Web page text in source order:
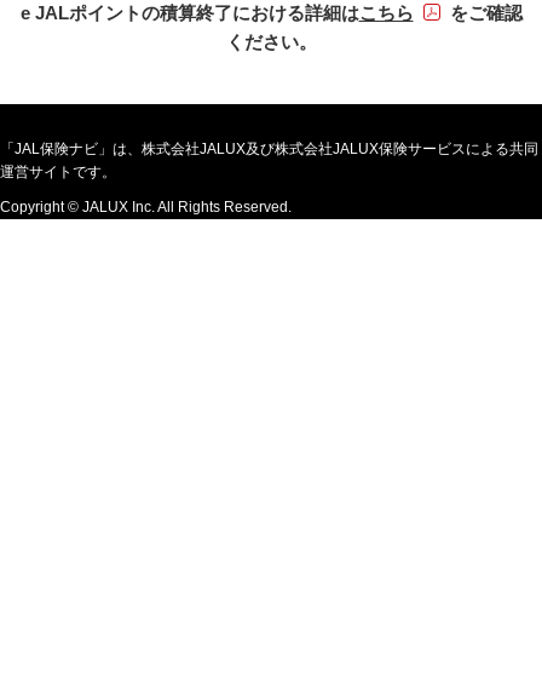
e JALポイントの積算終了における詳細はこちらPDFファイル
をご確認
ください。
「JAL保険ナビ」は、株式会社JALUX及び株式会社JALUX保険サービスによる共同
運営サイトです。
Copyright © JALUX Inc. All Rights Reserved.